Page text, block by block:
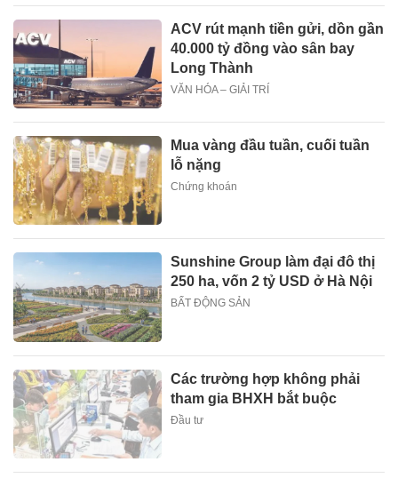
ACV rút mạnh tiền gửi, dồn gần
40.000 tỷ đồng vào sân bay
Long Thành
VĂN HÓA – GIẢI TRÍ
Mua vàng đầu tuần, cuối tuần
lỗ nặng
Chứng khoán
Sunshine Group làm đại đô thị
250 ha, vốn 2 tỷ USD ở Hà Nội
BẤT ĐỘNG SẢN
Các trường hợp không phải
tham gia BHXH bắt buộc
Đầu tư